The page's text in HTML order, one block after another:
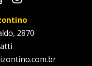
2870